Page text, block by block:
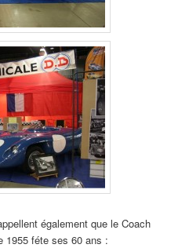
également que le Coach
1955 féte ses 60 ans :